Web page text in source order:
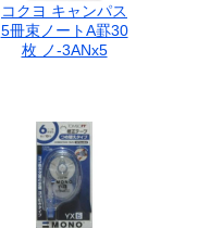
コクヨ キャンパス
5冊束ノートA罫30
枚 ノ-3ANx5